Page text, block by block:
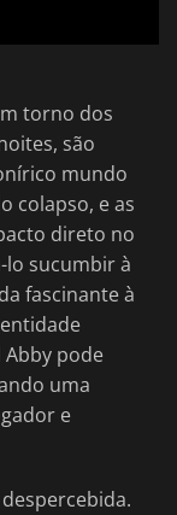
torno dos
são
mundo
colapso, e as
direto no
lo sucumbir à
fascinante à
pode
uma
e